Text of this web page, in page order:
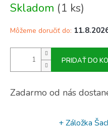
cena:
Skladom (1 ks)
Môžeme doručiť do:
PRIDAŤ DO
Zadarmo od nás
+ Záložka